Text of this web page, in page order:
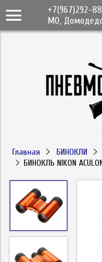
+7(967)292-
МО,
Главная БИНОКЛИ
БИНОКЛЬ NIKON